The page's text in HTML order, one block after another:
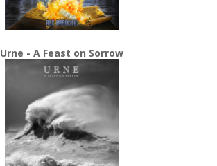
Urne - A Feast on Sorrow